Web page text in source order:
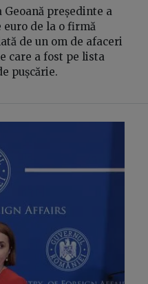
președinte a
de la o firmă
de un om de afaceri
care a fost pe lista
pușcărie.